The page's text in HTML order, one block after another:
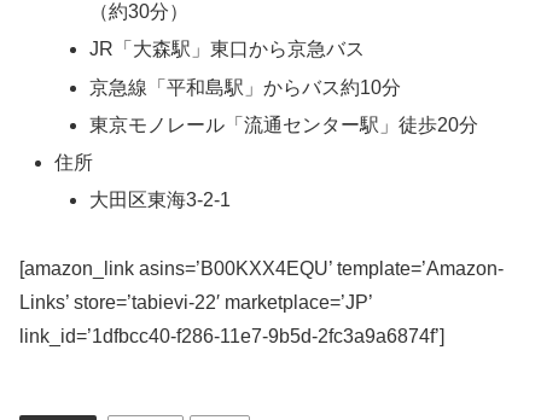
（約30分）
JR「大森駅」東口から京急バス
京急線「平和島駅」からバス約10分
東京モノレール「流通センター駅」徒歩20分
住所
大田区東海3-2-1
[amazon_link asins=’B00KXX4EQU’ template=’Amazon-
Links’ store=’tabievi-22′ marketplace=’JP’
link_id=’1dfbcc40-f286-11e7-9b5d-2fc3a9a6874f’]